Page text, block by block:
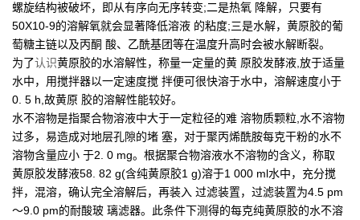
螺旋结构被破坏，即从有序向无序转变;二是热氧 降解，只要有
50X10-9的溶解氧就会显著降低溶液 的粘度;三是水解，黄原胶的葡
萄糖主链以及丙酮 酸、乙酰基团等在温度升高时会被水解断裂。
为了认识黄原胶的水溶解性，称量一定量的黄 原胶发酵液,放于适量
水中，用搅拌器以一定速度搅 拌便可很快溶于水中，溶解速度小于
0. 5 h,故黄原 胶的溶解性能较好。
水不溶物是指聚合物溶液中大于一定粒径的难 溶物质颗粒,水不溶物
过多，易造成对地层孔隙的堵 塞，对于聚丙烯酰胺每克干粉的水不
溶物含量应小 于2. 0 mg。根据聚合物溶液水不溶物的含义，称取
黄原胶发酵液58. 82 g(含纯黄原胶1 g)溶于1 000 ml水中，充分搅
拌，混溶，确认完全溶解后，再装入 过滤装置，过滤装置为4.5 pm
〜9.0 pm的耐酸玻 璃滤器。此条件下测得的每克纯黄原胶的水不溶